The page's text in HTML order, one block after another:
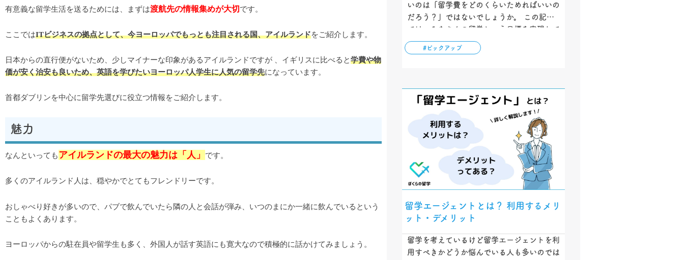
有意義な留学生活を送るためには、まずは渡航先の情報集めが大切です。
ここではITビジネスの拠点として、今ヨーロッパでもっとも注目される国、アイルランドをご紹介します。
日本からの直行便がないため、少しマイナーな印象があるアイルランドですが 、イギリスに比べると学費や物
価が安く治安も良いため、英語を学びたいヨーロッパ人学生に人気の留学先になっています。
首都ダブリンを中心に留学先選びに役立つ情報をご紹介します。
魅力
なんといってもアイルランドの最大の魅力は「人」 です。
多くのアイルランド人は、穏やかでとてもフレンドリーです。
おしゃべり好きが多いので、パブで飲んでいたら隣の人と会話が弾み、いつのまにか一緒に飲んでいるという
こともよくあります。
ヨーロッパからの駐在員や留学生も多く、外国人が話す英語にも寛大なので積極的に話かけてみましょう。
いのは「留学費をどのくらいためればいいの
だろう？」ではないでしょうか。 この記事
では、みなさんの留学という目標を実現して
いただくために、知っておいていただきたい
「留学費」を、方法別・国別で詳しく解説し
#ピックアップ
留学エージェントとは？ 利用するメリ
ット・デメリット
留学を考えているけど留学エージェントを利
用すべきかどうか悩んでいる人も多いのでは